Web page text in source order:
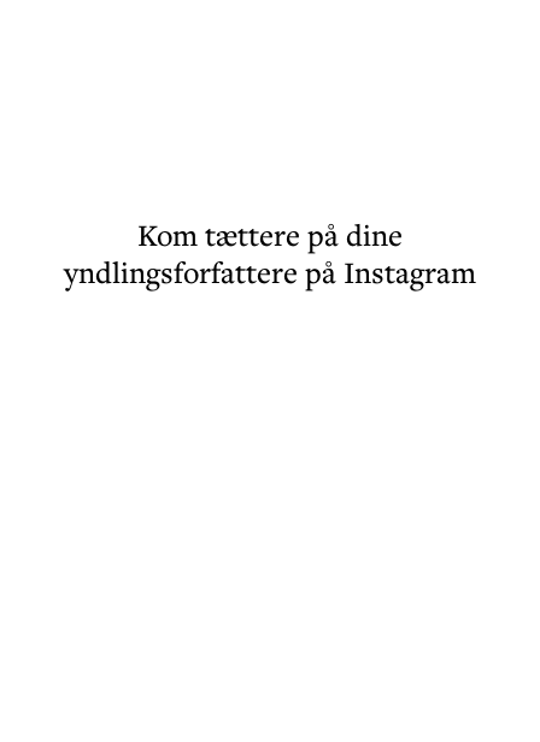
Kom tættere på dine
yndlingsforfattere på Instagram